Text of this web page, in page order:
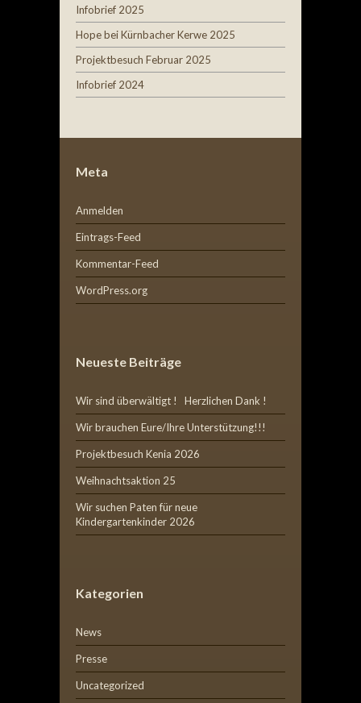
Infobrief 2025
Hope bei Kürnbacher Kerwe 2025
Projektbesuch Februar 2025
Infobrief 2024
Meta
Anmelden
Eintrags-Feed
Kommentar-Feed
WordPress.org
Neueste Beiträge
Wir sind überwältigt ! Herzlichen Dank !
Wir brauchen Eure/Ihre Unterstützung!!!
Projektbesuch Kenia 2026
Weihnachtsaktion 25
Wir suchen Paten für neue
Kindergartenkinder 2026
Kategorien
News
Presse
Uncategorized